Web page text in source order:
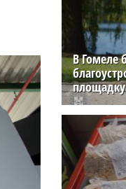
В Гомеле